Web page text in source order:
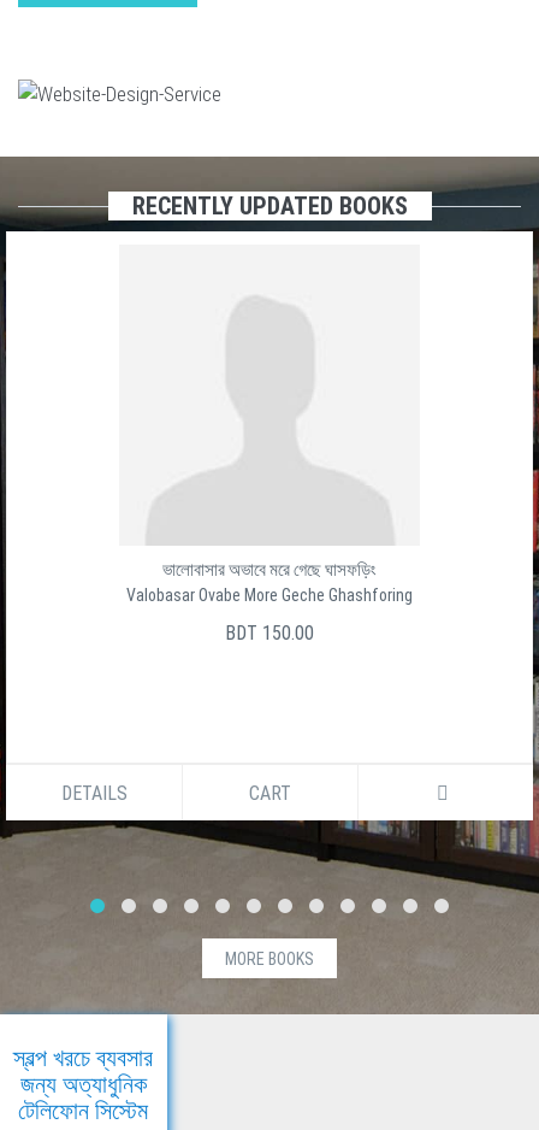
RECENTLY UPDATED BOOKS
ভালোবাসার অভাবে মরে গেছে ঘাসফড়িং
Valobasar Ovabe More Geche Ghashforing
BDT 150.00
DETAILS CART
MORE BOOKS
স্বল্প খরচে ব্যবসার
জন্য অত্যাধুনিক
টেলিফোন সিস্টেম